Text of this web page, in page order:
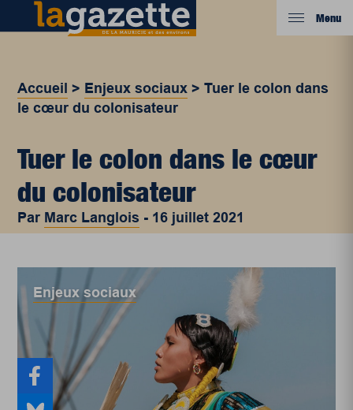
Menu
Accueil > Enjeux sociaux >Tuer le colon dans
le cœur du colonisateur
Tuer le colon dans le cœur
du colonisateur
Par Marc Langlois - 16 juillet 2021
Enjeux sociaux